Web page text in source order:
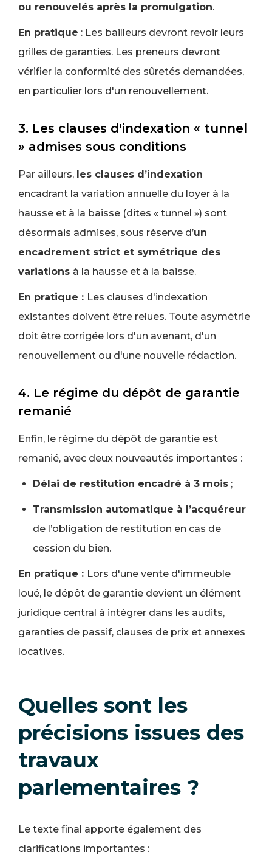
ou renouvelés après la promulgation.
En pratique : Les bailleurs devront revoir leurs
grilles de garanties. Les preneurs devront
vérifier la conformité des sûretés demandées,
en particulier lors d'un renouvellement.
3. Les clauses d'indexation « tunnel
» admises sous conditions
Par ailleurs, les clauses d’indexation
encadrant la variation annuelle du loyer à la
hausse et à la baisse (dites « tunnel ») sont
désormais admises, sous réserve d’un
encadrement strict et symétrique des
variations à la hausse et à la baisse.
En pratique : Les clauses d'indexation
existantes doivent être relues. Toute asymétrie
doit être corrigée lors d'un avenant, d'un
renouvellement ou d'une nouvelle rédaction.
4. Le régime du dépôt de garantie
remanié
Enfin, le régime du dépôt de garantie est
remanié, avec deux nouveautés importantes :
Délai de restitution encadré à 3 mois ;
Transmission automatique à l’acquéreur
de l’obligation de restitution en cas de
cession du bien.
En pratique : Lors d'une vente d'immeuble
loué, le dépôt de garantie devient un élément
juridique central à intégrer dans les audits,
garanties de passif, clauses de prix et annexes
locatives.
Quelles sont les
précisions issues des
travaux
parlementaires ?
Le texte final apporte également des
clarifications importantes :